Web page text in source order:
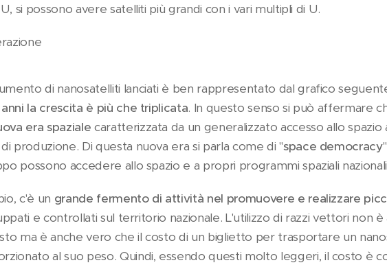
si possono avere satelliti più grandi con i vari multipli di U.
di nanosatelliti lanciati è ben rappresentato dal grafico
la crescita è più che triplicata. In questo senso si può affermare
era spaziale caratterizzata da un generalizzato accesso allo spazio
produzione. Di questa nuova era si parla come di "space democracy
possono accedere allo spazio e a propri programmi spaziali
c'è un grande fermento di attività nel promuovere e realizzare
e controllati sul territorio nazionale. L'utilizzo di razzi vettori non è
ma è anche vero che il costo di un biglietto per trasportare un
al suo peso. Quindi, essendo questi molto leggeri, il costo è